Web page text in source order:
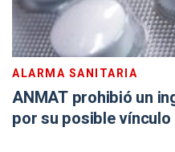
ALARMA SANITARIA
ANMAT prohibió un
por su posible